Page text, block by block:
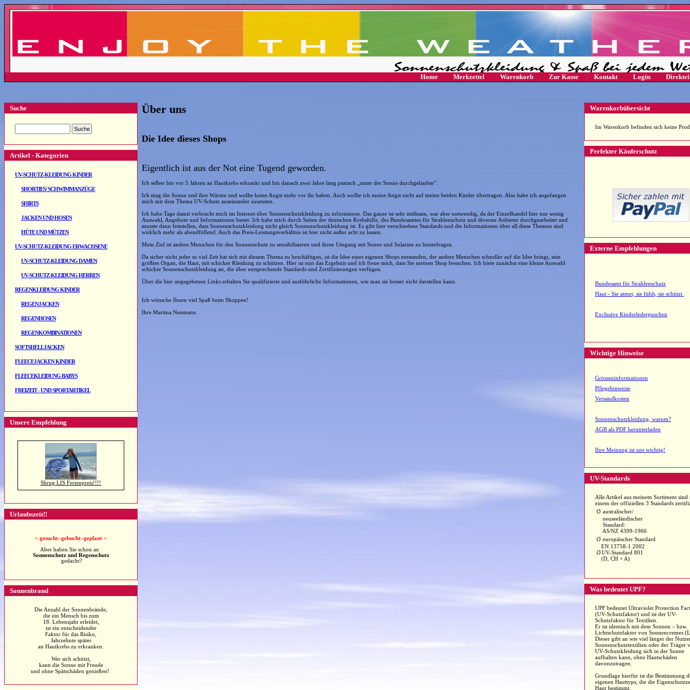
Home Merkzettel Warenkorb Zur Kasse Kontakt Login
Suche
Artikel - Kategorien
UV-SCHUTZ-KLEIDUNG KINDER
SHORTIES/ SCHWIMMANZÜGE
SHIRTS
JACKEN UND HOSEN
HÜTE UND MÜTZEN
UV-SCHUTZ-KLEIDUNG ERWACHSENE
UV-SCHUTZ-KLEIDUNG DAMEN
UV-SCHUTZ-KLEIDUNG HERREN
REGENKLEIDUNG KINDER
REGENJACKEN
REGENHOSEN
REGENKOMBINATIONEN
SOFTSHELLJACKEN
FLEECEJACKEN KINDER
FLEECEKLEIDUNG BABYS
FREIZEIT - UND SPORTARTIKEL
Unsere Empfehlung
Shrug LIS Ferienpreis!!!!
Urlaubszeit!!
> gesucht–gebucht–geplant <
Aber haben Sie schon an
Sonnenschutz und Regenschutz
gedacht?
Sonnenbrand
Die Anzahl der Sonnenbrände,
die ein Mensch bis zum
18. Lebensjahr erleidet,
ist ein entscheidender
Faktor für das Risiko,
Jahrzehnte später
an Hautkrebs zu erkranken.
Wer sich schützt,
kann die Sonne mit Freude
und ohne Spätschäden genießen!
Warenkorbübersicht
Im Warenkorb befinden sich keine
Perfekter Käuferschutz
Externe Empfehlungen
Bundesamt für Strahlenschutz
Haut - Sie atmet, sie fühlt, sie schützt.
Exclusive Kinderlederpuschen
Wichtige Hinweise
Grösseninformationen
Pflegehinweise
Versandkosten
Sonnenschutzkleidung, warum?
AGB als PDF herunterladen
Ihre Meinung ist uns wichtig!
UV-Standards
Alle Artikel aus meinem Sortiment sind
einem der offiziellen 3 Standards
Ø australischer/
neuseeländischer
Standard:
AS/NZ 4399-1966
Ø europäischer Standard
EN 13758-1 2002
ØUV-Standard 801
(D, CH + A)
Was bedeutet UPF?
UPF bedeutet Ultraviolet Protection
(UV-Schutzfaktor) und ist der UV-
Schutzfaktor für Textilien.
Er ist identisch mit dem Sonnen – bzw.
Lichtschutzfaktor von Sonnencremes
Dieser gibt an wie viel länger der
Sonnenschutztextilien oder der Träger
UV-Schutzkleidung sich in der Sonne
aufhalten kann, ohne Hautschäden
davonzutragen.
Grundlage hierfür ist die Bestimmung
eigenen Hauttyps, die die
Haut bestimmt.
Über uns
Die Idee dieses Shops
Eigentlich ist aus der Not eine Tugend geworden.
Ich selber bin vor 5 Jahren an Hautkrebs erkrankt und bin danach zwei Jahre lang panisch „unter der Sonne durchgelaufen“.
Ich mag die Sonne und ihre Wärme und wollte keine Angst mehr vor ihr haben. Auch wollte ich meine Angst nicht auf meine beiden Kinder übertragen. Also habe ich angefangen
mich mit dem Thema UV-Schutz auseinander zusetzten.
Ich habe Tage damit verbracht mich im Internet über Sonnenschutzkleidung zu informieren. Das ganze ist sehr mühsam, war aber notwendig, da der Einzelhandel hier nur wenig
Auswahl, Angebote und Informationen bietet. Ich habe mich durch Seiten der deutschen Krebshilfe, des Bundesamtes für Strahlenschutz und diverser Anbieter durchgearbeitet und
musste dann feststellen, dass Sonnenschutzkleidung nicht gleich Sonnenschutzkleidung ist. Es gibt hier verschiedene Standards und die Informationen über all diese Themen sind
wirklich mehr als abendfüllend. Auch das Preis-Leistungsverhältnis ist hier nicht außer acht zu lassen.
Mein Ziel ist andere Menschen für den Sonnenschutz zu sensibilisieren und ihren Umgang mit Sonne und Solarien zu hinterfragen.
Da sicher nicht jeder so viel Zeit hat sich mit diesem Thema zu beschäftigen, ist die Idee eines eigenen Shops entstanden, der andere Menschen schneller auf die Idee bringt, sein
größtes Organ, die Haut, mit schicker Kleidung zu schützen. Hier ist nun das Ergebnis und ich freue mich, dass Sie meinen Shop besuchen. Ich biete zunächst eine kleine Auswahl
schicker Sonnenschutzkleidung an, die über entsprechende Standards und Zertifizierungen verfügen.
Über die hier angegebenen Links erhalten Sie qualifizierte und ausführliche Informationen, wie man sie besser nicht darstellen kann.
Ich wünsche Ihnen viel Spaß beim Shoppen!
Ihre Martina Neumann